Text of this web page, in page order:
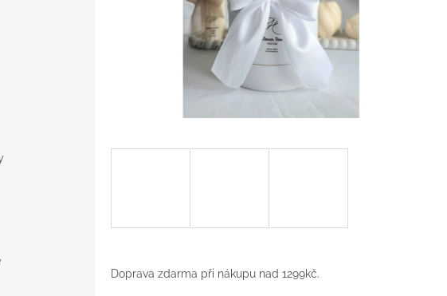
Doprava zdarma při nákupu nad 1299kč.